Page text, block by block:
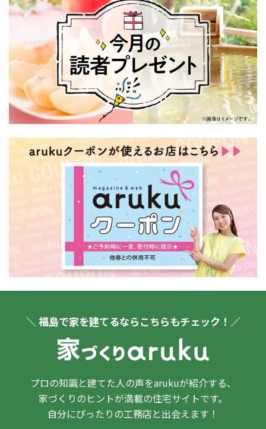
＼ 福島で家を建てるならこちらもチェック！／
プロの知識と建てた人の声をarukuが紹介する、
家づくりのヒントが満載の住宅サイトです。
自分にぴったりの工務店と出会えます！